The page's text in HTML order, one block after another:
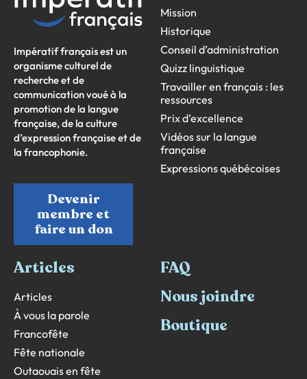
Impératif français est un
organisme culturel de
recherche et de
communication voué à la
promotion de la langue
française, de la culture
d’expression française et de
la francophonie.
Devenir
membre et
faire un don
Mission
Historique
Conseil d’administration
Quizz linguistique
Travailler en français : les
ressources
Prix d’excellence
Vidéos sur la langue
française
Expressions québécoises
Articles
Articles
À vous la parole
Francofête
Fête nationale
Outaouais en fête
FAQ
Nous joindre
Boutique